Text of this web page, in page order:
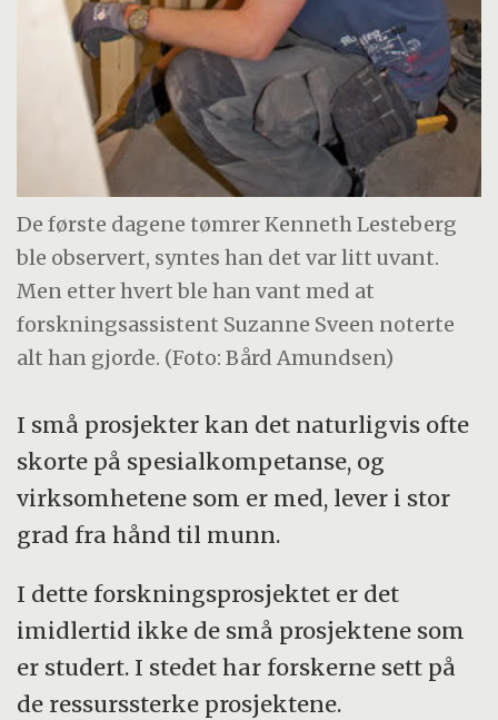
De første dagene tømrer Kenneth Lesteberg
ble observert, syntes han det var litt uvant.
Men etter hvert ble han vant med at
forskningsassistent Suzanne Sveen noterte
alt han gjorde. (Foto: Bård Amundsen)
I små prosjekter kan det naturligvis ofte
skorte på spesialkompetanse, og
virksomhetene som er med, lever i stor
grad fra hånd til munn.
I dette forskningsprosjektet er det
imidlertid ikke de små prosjektene som
er studert. I stedet har fors­kerne sett på
de ressurssterke pro­sjektene.